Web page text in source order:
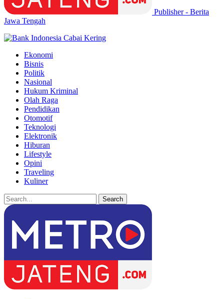
Publisher - Berita
Jawa Tengah
Ekonomi
Bisnis
Politik
Nasional
Hukum Kriminal
Olah Raga
Pendidikan
Otomotif
Teknologi
Elektronik
Hiburan
Lifestyle
Opini
Traveling
Kuliner